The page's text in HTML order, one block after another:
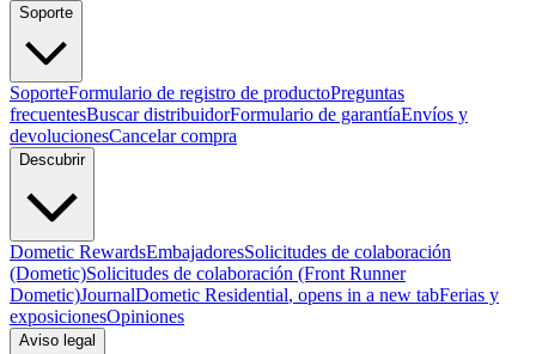
Soporte
SoporteFormulario de registro de productoPreguntas
frecuentesBuscar distribuidorFormulario de garantíaEnvíos y
devolucionesCancelar compra
Descubrir
Dometic RewardsEmbajadoresSolicitudes de colaboración
(Dometic)Solicitudes de colaboración (Front Runner
Dometic)JournalDometic Residential, opens in a new tabFerias y
exposicionesOpiniones
Aviso legal